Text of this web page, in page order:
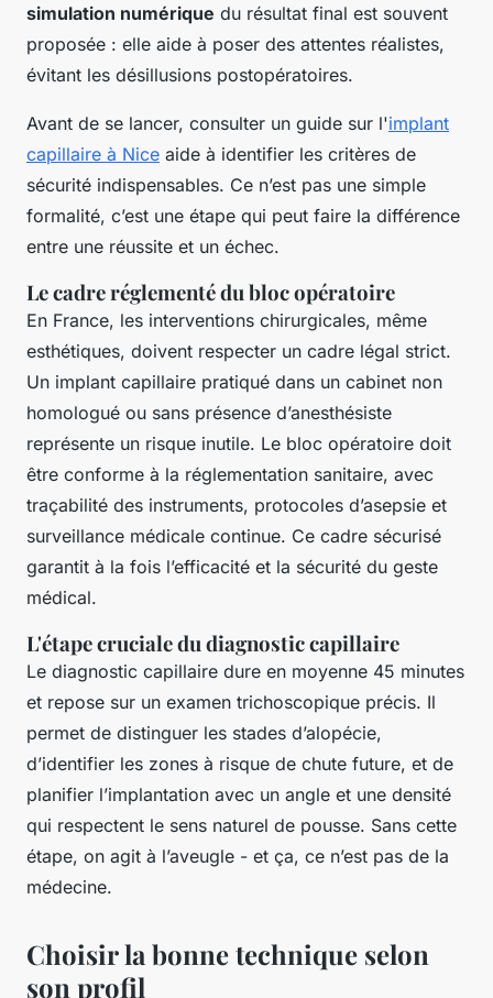
simulation numérique du résultat final est souvent
proposée : elle aide à poser des attentes réalistes,
évitant les désillusions postopératoires.
Avant de se lancer, consulter un guide sur l'implant
capillaire à Nice aide à identifier les critères de
sécurité indispensables. Ce n’est pas une simple
formalité, c’est une étape qui peut faire la différence
entre une réussite et un échec.
Le cadre réglementé du bloc opératoire
En France, les interventions chirurgicales, même
esthétiques, doivent respecter un cadre légal strict.
Un implant capillaire pratiqué dans un cabinet non
homologué ou sans présence d’anesthésiste
représente un risque inutile. Le bloc opératoire doit
être conforme à la réglementation sanitaire, avec
traçabilité des instruments, protocoles d’asepsie et
surveillance médicale continue. Ce cadre sécurisé
garantit à la fois l’efficacité et la sécurité du geste
médical.
L'étape cruciale du diagnostic capillaire
Le diagnostic capillaire dure en moyenne 45 minutes
et repose sur un examen trichoscopique précis. Il
permet de distinguer les stades d’alopécie,
d’identifier les zones à risque de chute future, et de
planifier l’implantation avec un angle et une densité
qui respectent le sens naturel de pousse. Sans cette
étape, on agit à l’aveugle - et ça, ce n’est pas de la
médecine.
Choisir la bonne technique selon
son profil